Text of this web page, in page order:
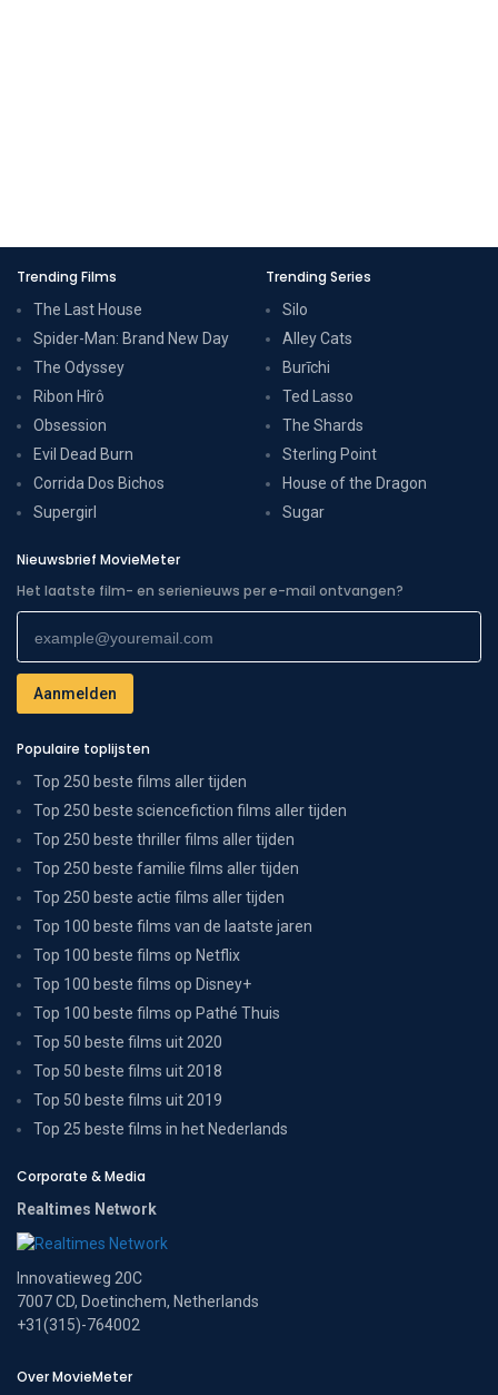
Trending Films
The Last House
Spider-Man: Brand New Day
The Odyssey
Ribon Hîrô
Obsession
Evil Dead Burn
Corrida Dos Bichos
Supergirl
Trending Series
Silo
Alley Cats
Burīchi
Ted Lasso
The Shards
Sterling Point
House of the Dragon
Sugar
Nieuwsbrief MovieMeter
Het laatste film- en serienieuws per e-mail ontvangen?
Populaire toplijsten
Top 250 beste films aller tijden
Top 250 beste sciencefiction films aller tijden
Top 250 beste thriller films aller tijden
Top 250 beste familie films aller tijden
Top 250 beste actie films aller tijden
Top 100 beste films van de laatste jaren
Top 100 beste films op Netflix
Top 100 beste films op Disney+
Top 100 beste films op Pathé Thuis
Top 50 beste films uit 2020
Top 50 beste films uit 2018
Top 50 beste films uit 2019
Top 25 beste films in het Nederlands
Corporate & Media
Realtimes Network
Innovatieweg 20C
7007 CD, Doetinchem, Netherlands
+31(315)-764002
Over MovieMeter